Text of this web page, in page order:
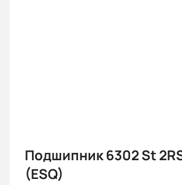
Подшипник 6302 St
(ESQ)